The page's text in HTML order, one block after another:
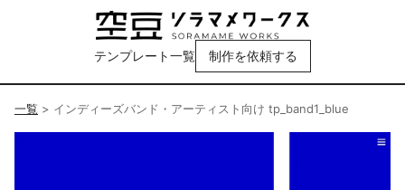
テンプレート一覧 制作を依頼する
一覧 > インディーズバンド・アーティスト向け tp_band1_blue